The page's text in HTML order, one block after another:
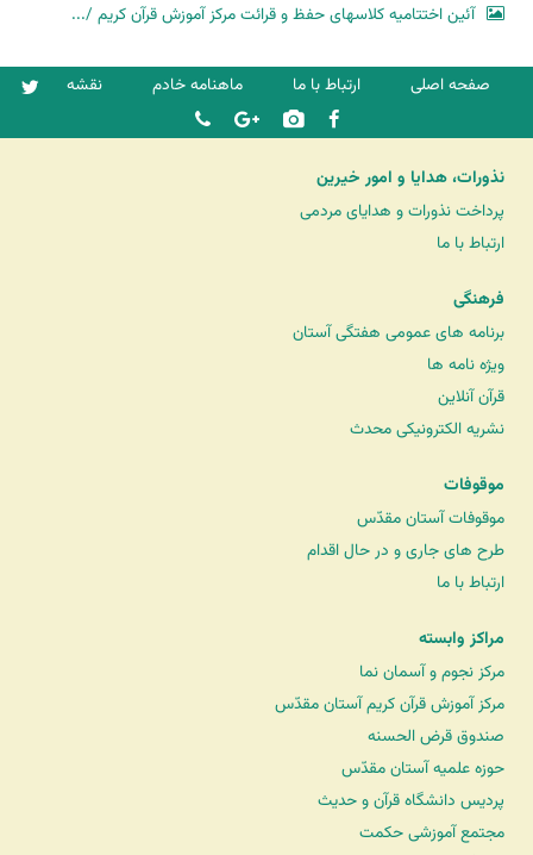
آئین اختتامیه کلاسهای حفظ و قرائت مرکز آموزش قرآن کریم /...
صفحه اصلی ارتباط با ما ماهنامه خادم نقشه
نذورات، هدایا و امور خیرین
پرداخت نذورات و هدایای مردمی
ارتباط با ما
فرهنگی
برنامه های عمومی هفتگی آستان
ویژه نامه ها
قرآن آنلاین
نشریه الکترونیکی محدث
موقوفات
موقوفات آستان مقدّس
طرح های جاری و در حال اقدام
ارتباط با ما
مراکز وابسته
مرکز نجوم و آسمان نما
مرکز آموزش قرآن کریم آستان مقدّس
صندوق قرض الحسنه
حوزه علمیه آستان مقدّس
پردیس دانشگاه قرآن و حدیث
مجتمع آموزشی حکمت